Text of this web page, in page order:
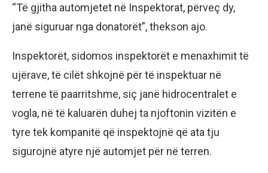
“Të gjitha automjetet në Inspektorat, përveç dy,
janë siguruar nga donatorët”, thekson ajo.
Inspektorët, sidomos inspektorët e menaxhimit të
ujërave, të cilët shkojnë për të inspektuar në
terrene të paarritshme, siç janë hidrocentralet e
vogla, në të kaluarën duhej ta njoftonin vizitën e
tyre tek kompanitë që inspektojnë që ata tju
sigurojnë atyre një automjet për në terren.